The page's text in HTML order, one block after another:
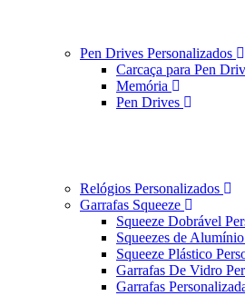
Pen Drives Personalizados
Carcaça para Pen
Memória
Pen Drives
Relógios Personalizados
Garrafas Squeeze
Squeeze Dobrável
Squeezes de
Squeeze Plástico
Garrafas De Vidro
Garrafas